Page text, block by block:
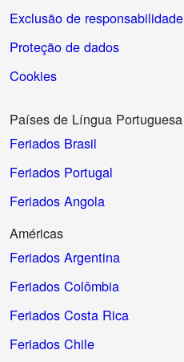
Exclusão de responsabilidade
Proteção de dados
Cookies
Países de Língua Portuguesa
Feriados Brasil
Feriados Portugal
Feriados Angola
Américas
Feriados Argentina
Feriados Colômbia
Feriados Costa Rica
Feriados Chile